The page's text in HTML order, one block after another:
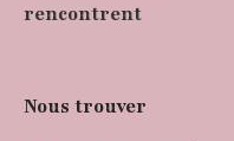
rencontrent
Nous trouver